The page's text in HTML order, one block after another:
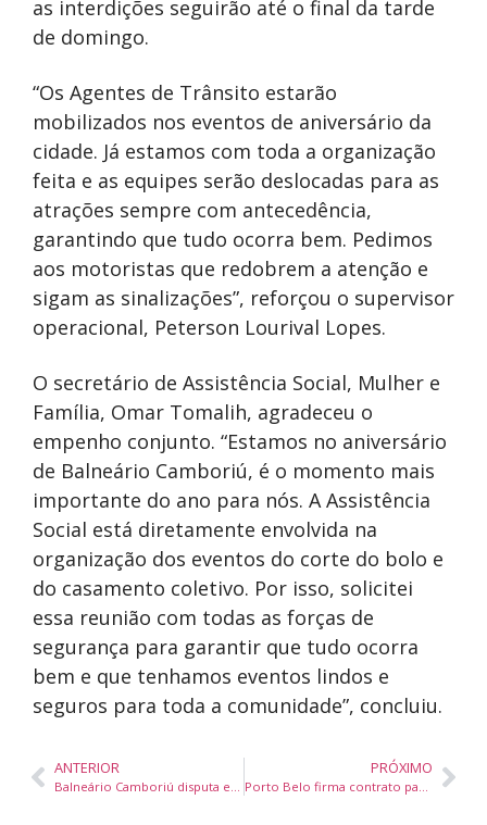
as interdições seguirão até o final da tarde
de domingo.
“Os Agentes de Trânsito estarão
mobilizados nos eventos de aniversário da
cidade. Já estamos com toda a organização
feita e as equipes serão deslocadas para as
atrações sempre com antecedência,
garantindo que tudo ocorra bem. Pedimos
aos motoristas que redobrem a atenção e
sigam as sinalizações”, reforçou o supervisor
operacional, Peterson Lourival Lopes.
O secretário de Assistência Social, Mulher e
Família, Omar Tomalih, agradeceu o
empenho conjunto. “Estamos no aniversário
de Balneário Camboriú, é o momento mais
importante do ano para nós. A Assistência
Social está diretamente envolvida na
organização dos eventos do corte do bolo e
do casamento coletivo. Por isso, solicitei
essa reunião com todas as forças de
segurança para garantir que tudo ocorra
bem e que tenhamos eventos lindos e
seguros para toda a comunidade”, concluiu.
ANTERIOR
Balneário Camboriú disputa etapa estadual dos Joguinhos Abertos com 179 atletas em Rio do Sul
PRÓXIMO
Porto Belo firma contrato para uso de campo de futebol no bairro Vila Nova